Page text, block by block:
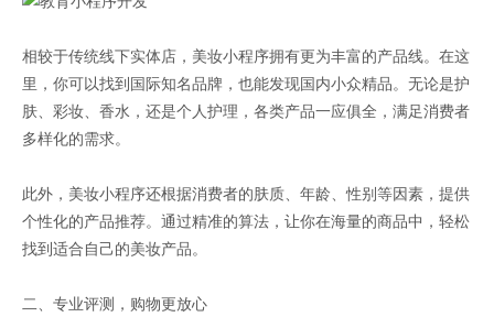
相较于传统线下实体店，美妆小程序拥有更为丰富的产品线。在这
里，你可以找到国际知名品牌，也能发现国内小众精品。无论是护
肤、彩妆、香水，还是个人护理，各类产品一应俱全，满足消费者
多样化的需求。
此外，美妆小程序还根据消费者的肤质、年龄、性别等因素，提供
个性化的产品推荐。通过精准的算法，让你在海量的商品中，轻松
找到适合自己的美妆产品。
二、专业评测，购物更放心